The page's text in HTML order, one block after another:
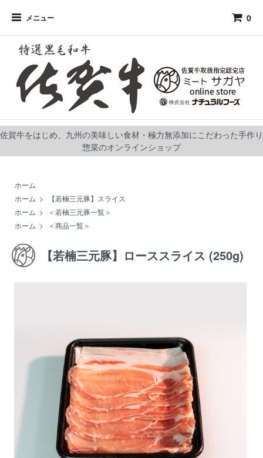
メニュー 0
佐賀牛をはじめ、九州の美味しい食材・極力無添加にこだわった手作り
惣菜のオンラインショップ
ホーム
ホーム >
【若楠三元豚】スライス
ホーム >
＜若楠三元豚一覧＞
ホーム > ＜商品一覧＞
【若楠三元豚】ローススライス (250g)